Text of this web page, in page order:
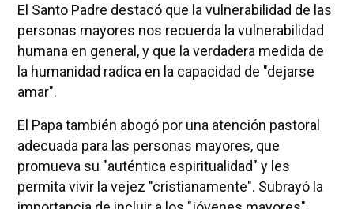
El Santo Padre destacó que la vulnerabilidad de las
personas mayores nos recuerda la vulnerabilidad
humana en general, y que la verdadera medida de
la humanidad radica en la capacidad de "dejarse
amar".
El Papa también abogó por una atención pastoral
adecuada para las personas mayores, que
promueva su "auténtica espiritualidad" y les
permita vivir la vejez "cristianamente". Subrayó la